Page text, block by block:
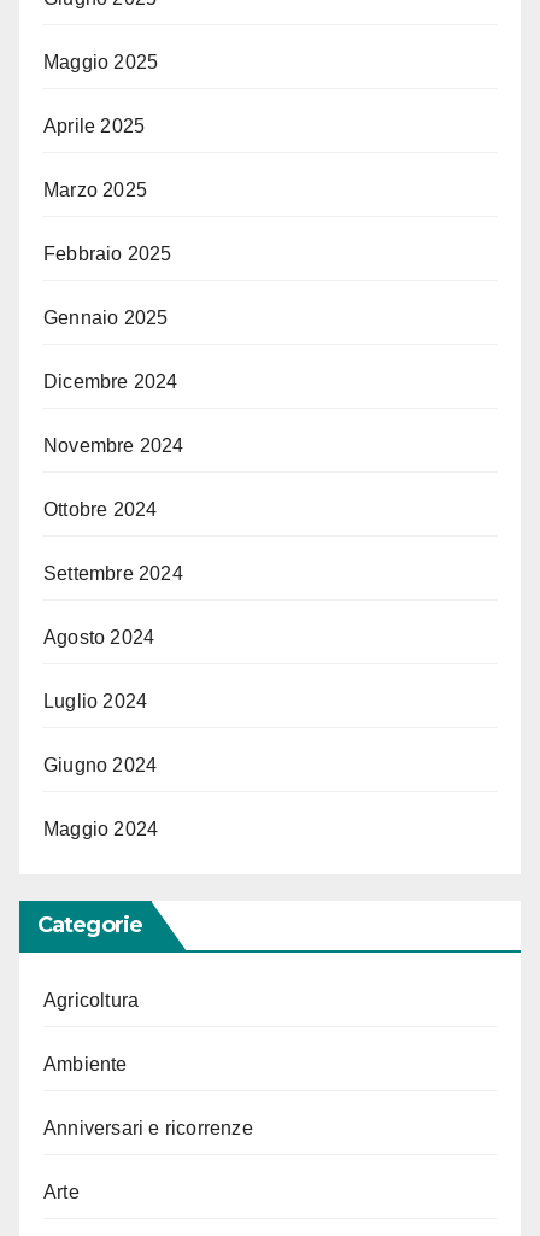
Maggio 2025
Aprile 2025
Marzo 2025
Febbraio 2025
Gennaio 2025
Dicembre 2024
Novembre 2024
Ottobre 2024
Settembre 2024
Agosto 2024
Luglio 2024
Giugno 2024
Maggio 2024
Categorie
Agricoltura
Ambiente
Anniversari e ricorrenze
Arte